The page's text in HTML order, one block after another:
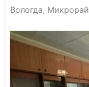
Вологда,